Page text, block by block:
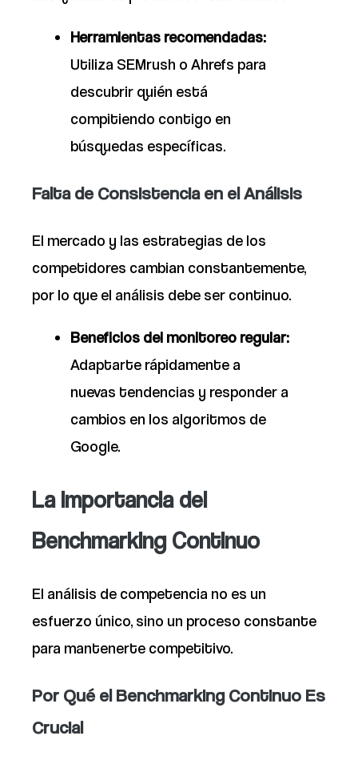
Herramientas recomendadas:
Utiliza SEMrush o Ahrefs para
descubrir quién está
compitiendo contigo en
búsquedas específicas.
Falta de Consistencia en el Análisis
El mercado y las estrategias de los
competidores cambian constantemente,
por lo que el análisis debe ser continuo.
Beneficios del monitoreo regular:
Adaptarte rápidamente a
nuevas tendencias y responder a
cambios en los algoritmos de
Google.
La Importancia del
Benchmarking Continuo
El análisis de competencia no es un
esfuerzo único, sino un proceso constante
para mantenerte competitivo.
Por Qué el Benchmarking Continuo Es
Crucial